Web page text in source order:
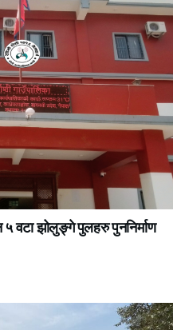
५ वटा झोलुङ्गे पुलहरु पुननिर्माण